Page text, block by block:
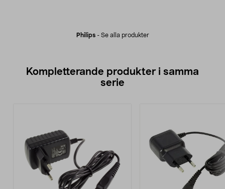
Philips- Se alla produkter
Kompletterande produkter i samma
serie